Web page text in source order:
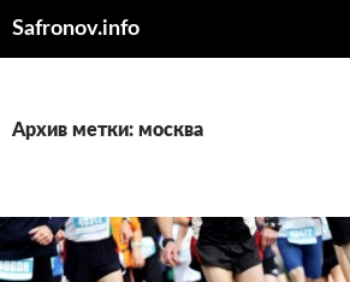
Safronov.info
Архив метки: москва